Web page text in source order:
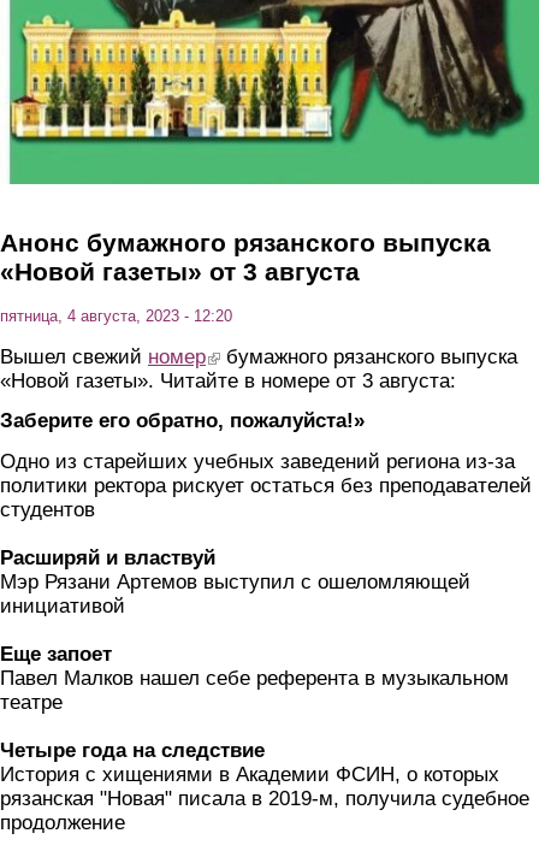
Анонс бумажного рязанского выпуска
«Новой газеты» от 3 августа
пятница, 4 августа, 2023 - 12:20
Вышел свежий номер(link is external)
бумажного рязанского выпуска
«Новой газеты». Читайте в номере от 3 августа:
Заберите его обратно, пожалуйста!»
Одно из старейших учебных заведений региона из-за
политики ректора рискует остаться без преподавателей
студентов
Расширяй и властвуй
Мэр Рязани Артемов выступил с ошеломляющей
инициативой
Еще запоет
Павел Малков нашел себе референта в музыкальном
театре
Четыре года на следствие
История с хищениями в Академии ФСИН, о которых
рязанская "Новая" писала в 2019-м, получила судебное
продолжение